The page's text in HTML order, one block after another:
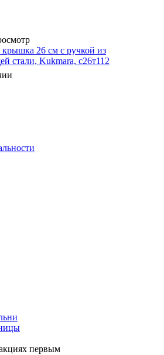
крышка 26 см с ручкой из
стали, Kukmara, с26т112
первым